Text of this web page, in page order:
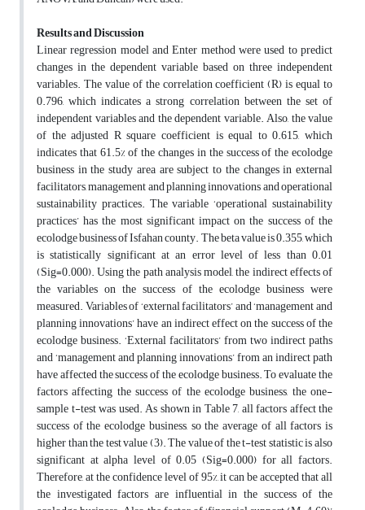
Results and Discussion
Linear regression model and Enter method were used to predict
changes in the dependent variable based on three independent
variables. The value of the correlation coefficient (R) is equal to
0.796, which indicates a strong correlation between the set of
independent variables and the dependent variable. Also, the value
of the adjusted R square coefficient is equal to 0.615, which
indicates that 61.5% of the changes in the success of the ecolodge
business in the study area are subject to the changes in external
facilitators, management and planning innovations and operational
sustainability practices. The variable ‘operational sustainability
practices’ has the most significant impact on the success of the
ecolodge business of Isfahan county. The beta value is 0.355, which
is statistically significant at an error level of less than 0.01
(Sig=0.000). Using the path analysis model, the indirect effects of
the variables on the success of the ecolodge business were
measured. Variables of ‘external facilitators’ and ‘management and
planning innovations’ have an indirect effect on the success of the
ecolodge business. ‘External facilitators’ from two indirect paths
and ‘management and planning innovations’ from an indirect path
have affected the success of the ecolodge business. To evaluate the
factors affecting the success of the ecolodge business, the one-
sample t-test was used. As shown in Table 7, all factors affect the
success of the ecolodge business, so the average of all factors is
higher than the test value (3). The value of the t-test statistic is also
significant at alpha level of 0.05 (Sig=0.000) for all factors.
Therefore, at the confidence level of 95%, it can be accepted that all
the investigated factors are influential in the success of the